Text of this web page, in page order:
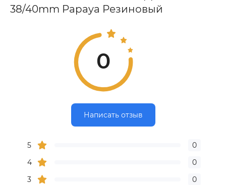
38/40mm Papaya Резиновый
0
Написать отзыв
5
0
4
0
3
0